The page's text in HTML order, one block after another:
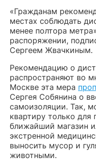
«Гражданам
местах соблюдать
менее полтора
распоряжении,
Сергеем Жвачкиным.
Рекомендацию о
распространяют во
Москве эта мера
Сергея Собянина о
самоизоляции. Так,
квартиру только для
ближайший магазин
экстренной
выносить мусор и
животными.